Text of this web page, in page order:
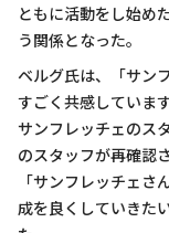
ともに活動をし始め
う関係となった。
ベルグ氏は、「サン
すごく共感していま
サンフレッチェのス
のスタッフが再確認
「サンフレッチェ
成を良くしていきた